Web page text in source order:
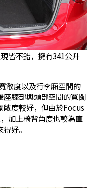
皆不錯，擁有341公升
敞度以及行李廂空間的
膝部與頭部空間的寬闊
度較好，但由於Focus
加上椅背角度也較為直
好。